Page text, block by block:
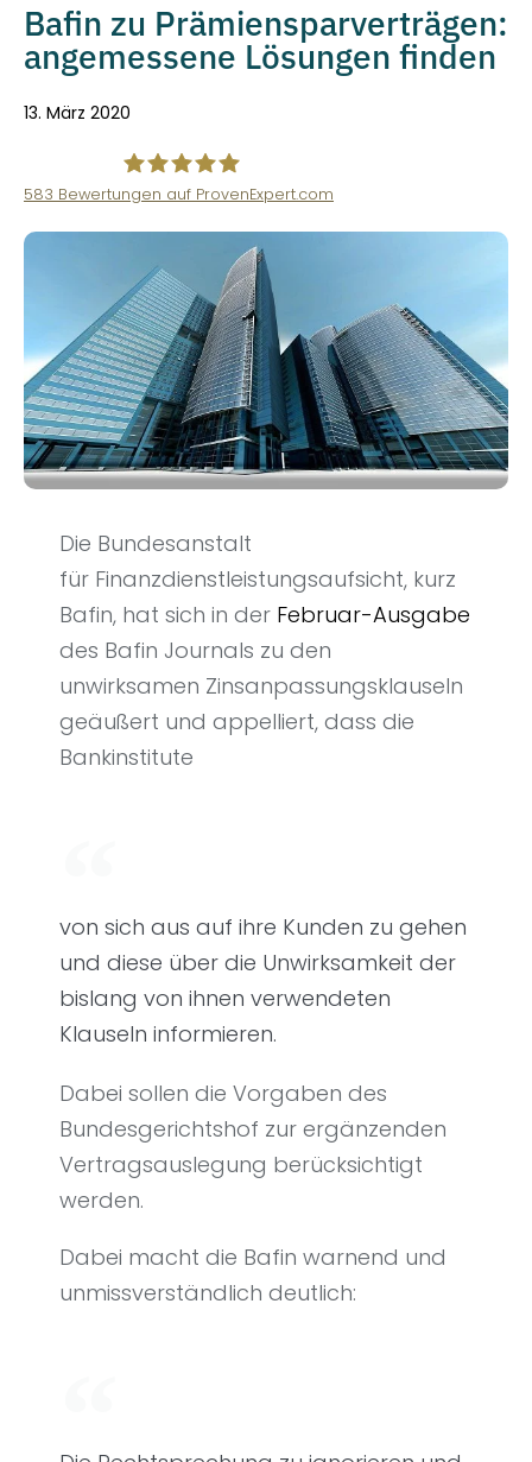
Bafin zu Prämiensparverträgen:
angemessene Lösungen finden
13. März 2020
VINQO
583 Bewertungen auf ProvenExpert.com
Die Bundesanstalt
für Finanzdienstleistungsaufsicht, kurz
Bafin, hat sich in der Februar-Ausgabe
des Bafin Journals zu den
unwirksamen Zinsanpassungsklauseln
geäußert und appelliert, dass die
Bankinstitute
von sich aus auf ihre Kunden zu gehen
und diese über die Unwirksamkeit der
bislang von ihnen verwendeten
Klauseln informieren.
Dabei sollen die Vorgaben des
Bundesgerichtshof zur ergänzenden
Vertragsauslegung berücksichtigt
werden.
Dabei macht die Bafin warnend und
unmissverständlich deutlich: